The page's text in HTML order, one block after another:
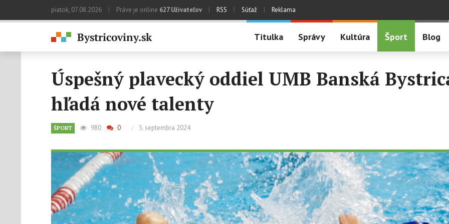
piatok, 07.08.2026 | Práve je online 627 Užívateľov | RSS | Súťaž | Reklama
Titulka Správy Kultúra Šport Blog
Úspešný plavecký oddiel UMB Banská
hľadá nové talenty
ŠPORT 980 0 / 5. septembra 2024